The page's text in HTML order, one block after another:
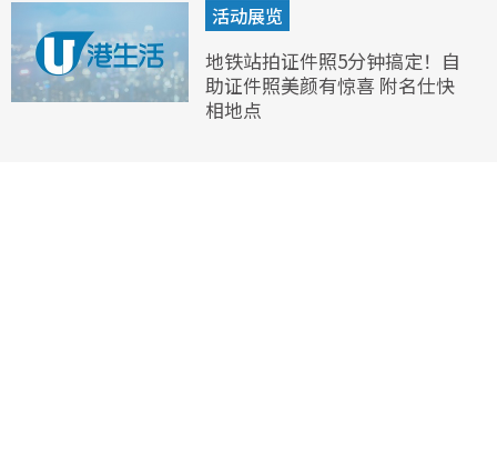
活动展览
地铁站拍证件照5分钟搞定！自
助证件照美颜有惊喜 附名仕快
相地点